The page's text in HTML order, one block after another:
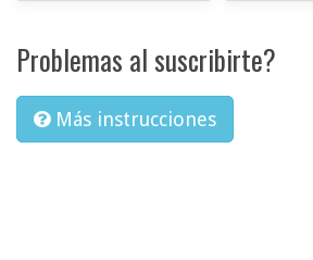
Problemas al suscribirte?
Más instrucciones